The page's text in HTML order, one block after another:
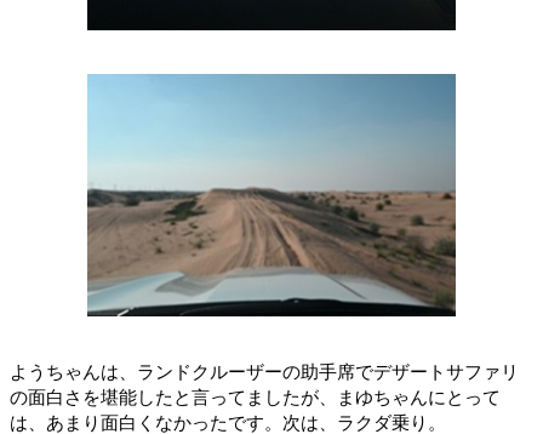
ようちゃんは、ランドクルーザーの助手席でデザートサファリ
の面白さを堪能したと言ってましたが、まゆちゃんにとって
は、あまり面白くなかったです。次は、ラクダ乗り。